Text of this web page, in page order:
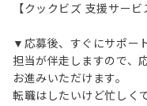
【クックビズ 支援サー
▼応募後、すぐにサポー
担当が伴走しますので、
お進みいただけます。
転職はしたいけど忙しく